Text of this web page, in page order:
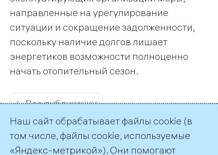
направленные на урегулирование
ситуации и сокращение задолженности,
поскольку наличие долгов лишает
энергетиков возможности полноценно
начать отопительный сезон.
← Все публикации
Наш сайт обрабатывает файлы cookie (в
том числе, файлы cookie, используемые
«Яндекс-метрикой»). Они помогают